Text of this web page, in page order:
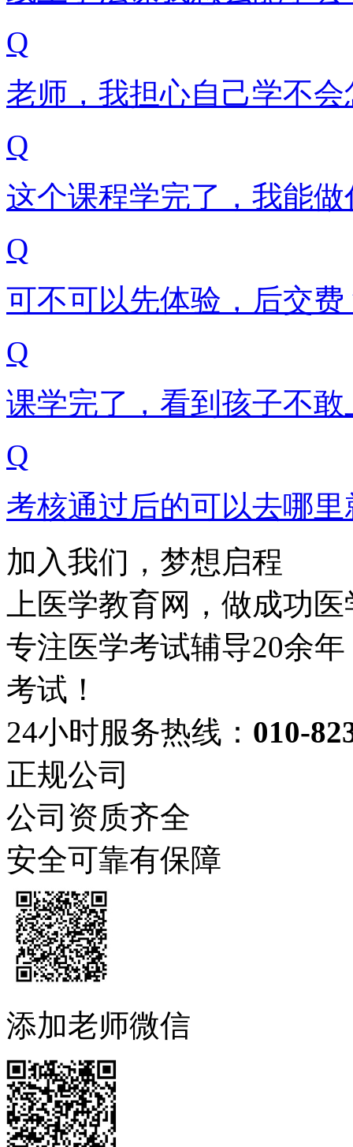
Q
老师，我担心自己学不
Q
这个课程学完了，我能做
Q
可不可以先体验，后交费
Q
课学完了，看到孩子不
Q
考核通过后的可以去哪里
加入我们，梦想启程
上医学教育网，做成功
专注医学考试辅导20余
考试！
24小时服务热线： 010-
正规公司
公司资质齐全
安全可靠有保障
添加老师微信